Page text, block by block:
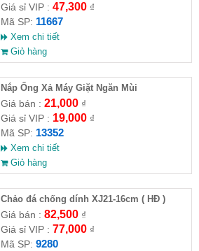
Giá sỉ VIP : 47,300₫
Mã SP: 11667
Xem chi tiết
Giỏ hàng
Nắp Ống Xả Máy Giặt Ngăn Mùi
Giá bán : 21,000₫
Giá sỉ VIP : 19,000₫
Mã SP: 13352
Xem chi tiết
Giỏ hàng
Chảo đá chống dính XJ21-16cm ( HĐ )
Giá bán : 82,500₫
Giá sỉ VIP : 77,000₫
Mã SP: 9280